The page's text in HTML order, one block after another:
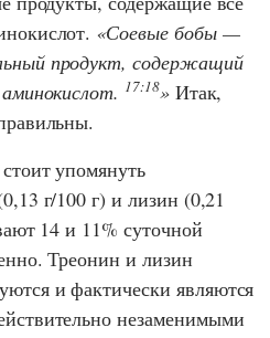
Соевые бобы —
продукт, содержащий
17:18 Итак,
упомянуть
г/100 г) и лизин (0,21
14 и 11% суточной
Треонин и лизин
и фактически являются
незаменимыми